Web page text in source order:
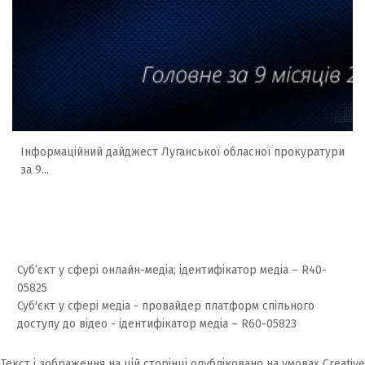
Інформаційний дайджест Луганської обласної прокуратури
за 9...
Суб’єкт у сфері онлайн-медіа; ідентифікатор медіа – R40-
05825
Суб'єкт у сфері медіа - провайдер платформ спільного
доступу до відео - ідентифікатор медіа – R60-05823